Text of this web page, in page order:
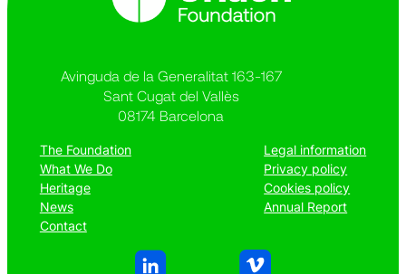
Avinguda de la Generalitat 163-167
Sant Cugat del Vallès
08174 Barcelona
The Foundation
What We Do
Heritage
News
Contact
Legal information
Privacy policy
Cookies policy
Annual Report